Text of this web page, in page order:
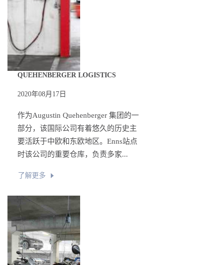
QUEHENBERGER LOGISTICS
2020年08月17日
作为Augustin Quehenberger 集团的一
部分，该国际公司有着悠久的历史主
要活跃于中欧和东欧地区。Enns站点
时该公司的重要仓库，负责多家...
了解更多